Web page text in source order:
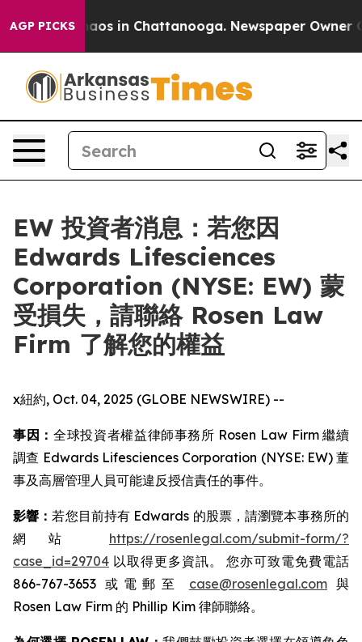
AGP PICKSChaos in Chattanooga. Newspaper Owner
EW 投資者消息：若您因
Edwards Lifesciences
Corporation (NYSE: EW) 蒙
受損失，請聯絡 Rosen Law
Firm 了解您的權益
x紐約, Oct. 04, 2025 (GLOBE NEWSWIRE) --
事因： 全球投資者權益律師事務所 Rosen Law Firm 繼續
調查 Edwards Lifesciences Corporation (NYSE: EW) 董
事及高層管理人員可能違反授信責任的事件。
影響：若您目前持有 Edwards 的股票，請瀏覽本事務所的
網站 https://rosenlegal.com/submit-form/?
case_id=29704 以取得更多資訊。 您亦可致電免費電話
866-767-3653 或電郵至 case@rosenlegal.com與
Rosen Law Firm 的 Phillip Kim 律師聯絡。